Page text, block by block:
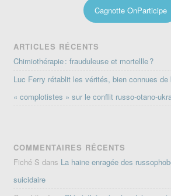
Cagnotte OnParticipe
ARTICLES RÉCENTS
Chimiothérapie : frauduleuse et mortellle ?
Luc Ferry rétablit les vérités, bien connues de
« complotistes » sur le conflit russo-otano-
COMMENTAIRES RÉCENTS
Fiché S dans La haine enragée des
suicidaire